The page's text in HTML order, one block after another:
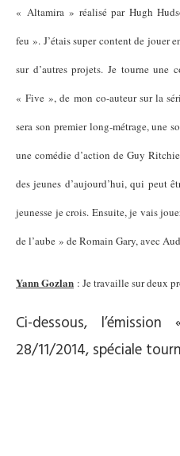
« Altamira » réalisé par Hugh
feu ». J’étais super content de jouer
sur d’autres projets. Je tourne une
« Five », de mon co-auteur sur la
sera son premier long-métrage, une
une comédie d’action de Guy
des jeunes d’aujourd’hui, qui peut
jeunesse je crois. Ensuite, je vais
de l’aube » de Romain Gary, avec
Yann Gozlan : Je travaille sur deux
Ci-dessous,
28/11/2014, spéciale